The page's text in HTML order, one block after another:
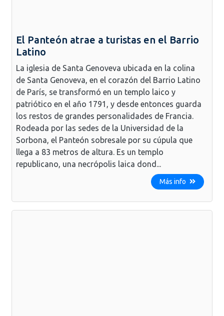
El Panteón atrae a turistas en el Barrio
Latino
La iglesia de Santa Genoveva ubicada en la colina
de Santa Genoveva, en el corazón del Barrio Latino
de París, se transformó en un templo laico y
patriótico en el año 1791, y desde entonces guarda
los restos de grandes personalidades de Francia.
Rodeada por las sedes de la Universidad de la
Sorbona, el Panteón sobresale por su cúpula que
llega a 83 metros de altura. Es un templo
republicano, una necrópolis laica dond...
Más info